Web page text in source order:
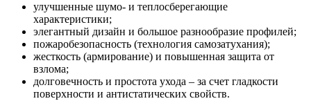
улучшенные шумо- и теплосберегающие
характеристики;
элегантный дизайн и большое разнообразие профилей;
пожаробезопасность (технология самозатухания);
жесткость (армирование) и повышенная защита от
взлома;
долговечность и простота ухода – за счет гладкости
поверхности и антистатических свойств.